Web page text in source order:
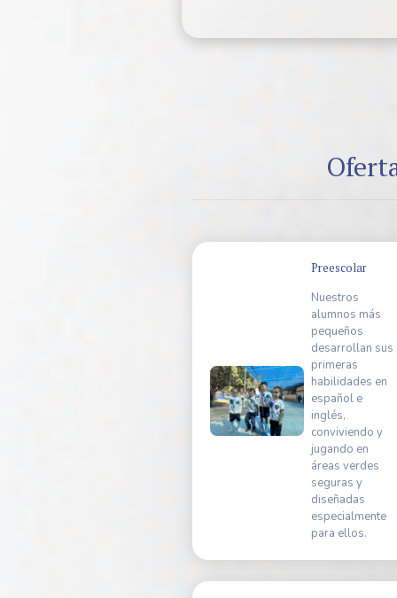
Preescolar
Nuestros
alumnos más
pequeños
desarrollan sus
primeras
habilidades en
español e
inglés,
conviviendo y
jugando en
áreas verdes
seguras y
diseñadas
especialmente
para ellos.